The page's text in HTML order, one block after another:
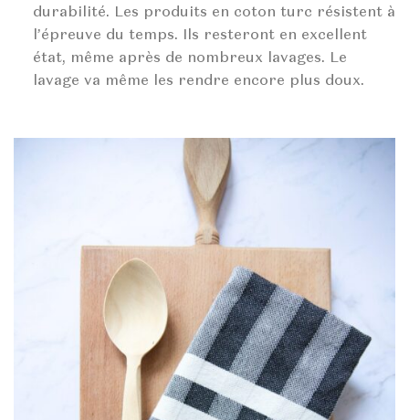
durabilité. Les produits en coton turc résistent à
l’épreuve du temps. Ils resteront en excellent
état, même après de nombreux lavages. Le
lavage va même les rendre encore plus doux.